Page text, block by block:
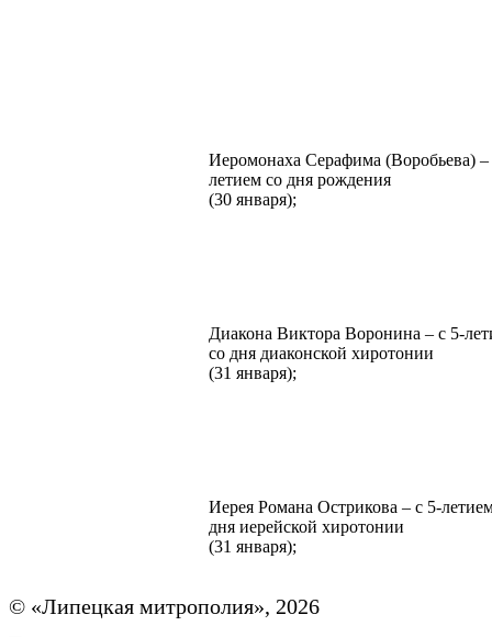
Иеромонаха Серафима (Воробьева) –
летием со дня рождения
(30 января);
Диакона Виктора Воронина – с 5-
со дня диаконской
(31 января);
Иерея Романа Острикова – с 5-
дня иерейской хиротонии
(31 января);
© «Липецкая митрополия», 2026